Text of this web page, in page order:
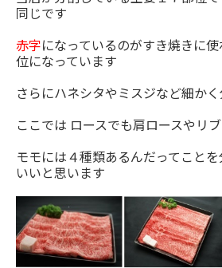
同じです
赤字になっているのがすき焼きに
位になっています
さらにハネシタやミスジなど細か
ここでは ロースでも肩ロースやリ
モモには４種類あるんだってこと
いいと思います